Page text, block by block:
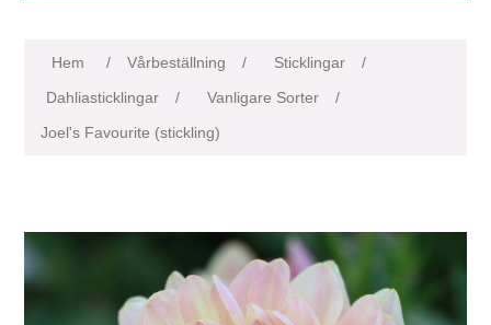
Hem / Vårbeställning / Sticklingar
/
Dahliasticklingar
/ Vanligare Sorter
/
Joel's Favourite (stickling)